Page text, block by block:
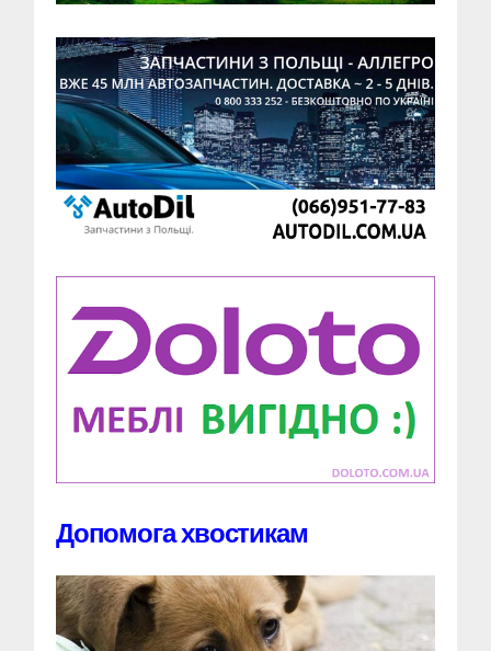
Допомога хвостикам